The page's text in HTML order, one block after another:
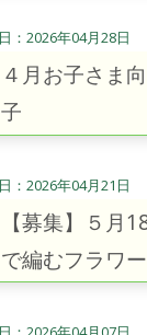
2026年04月28日
４月お子さま
子
2026年04月21日
【募集】５月
で編むフラワ